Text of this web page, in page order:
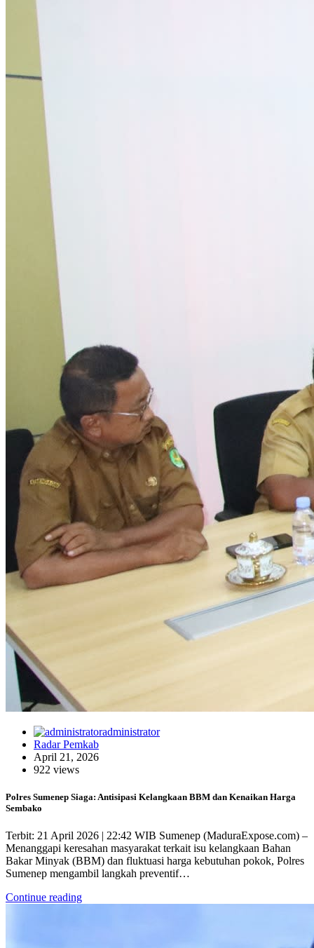
administrator
Radar Pemkab
April 21, 2026
922 views
Polres Sumenep Siaga: Antisipasi Kelangkaan BBM dan Kenaikan Harga
Sembako
Terbit: 21 April 2026 | 22:42 WIB Sumenep (MaduraExpose.com) –
Menanggapi keresahan masyarakat terkait isu kelangkaan Bahan
Bakar Minyak (BBM) dan fluktuasi harga kebutuhan pokok, Polres
Sumenep mengambil langkah preventif…
Continue reading